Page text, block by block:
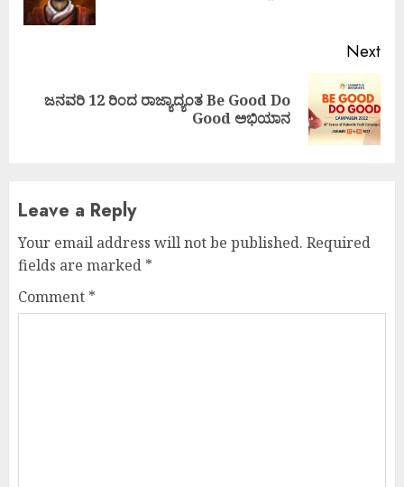
Next
Next
ಜನವರಿ 12 ರಿಂದ ರಾಜ್ಯಾದ್ಯಂತ Be Good Do
Good ಅಭಿಯಾನ
Leave a Reply
Your email address will not be published. Required
fields are marked *
Comment *